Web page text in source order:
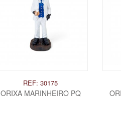
REF: 30175
ORIXA MARINHEIRO PQ